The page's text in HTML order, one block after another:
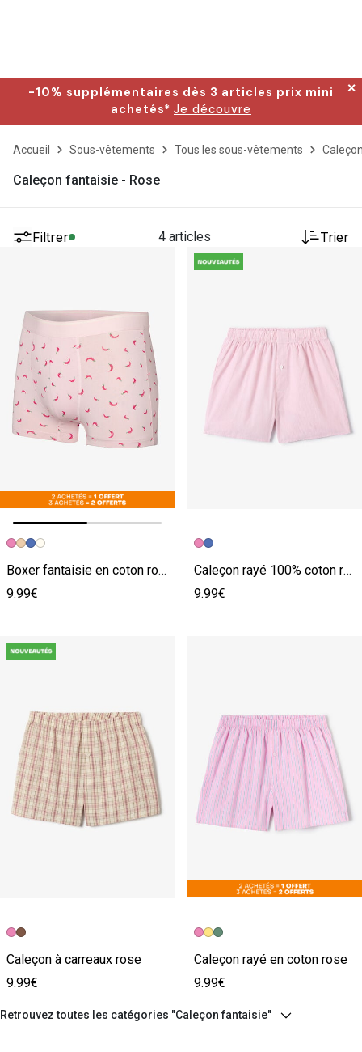
-10% supplémentaires dès 3 articles prix mini
achetés* Je découvre
✕
Accueil Sous-vêtements Tous les sous-vêtements
Caleçon fantaisie - Rose
Filtrer 4 articles Trier
Image précédente
Image suivante
Boxer fantaisie en coton rose
9.99€
Caleçon rayé 100% coton rose
9.99€
Caleçon à carreaux rose
9.99€
Caleçon rayé en coton rose
9.99€
Retrouvez toutes les catégories "Caleçon fantaisie"